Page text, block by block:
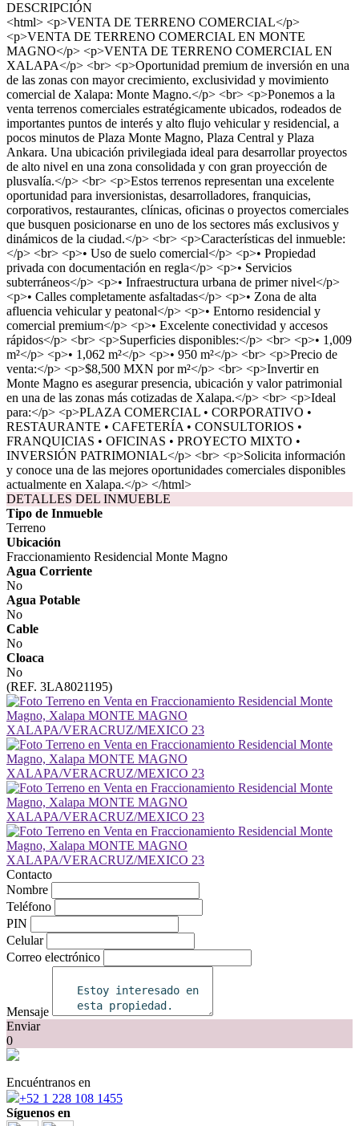
DESCRIPCIÓN
<html> <p>VENTA DE TERRENO COMERCIAL</p>
<p>VENTA DE TERRENO COMERCIAL EN MONTE
MAGNO</p> <p>VENTA DE TERRENO COMERCIAL EN
XALAPA</p> <br> <p>Oportunidad premium de inversión en una
de las zonas con mayor crecimiento, exclusividad y movimiento
comercial de Xalapa: Monte Magno.</p> <br> <p>Ponemos a la
venta terrenos comerciales estratégicamente ubicados, rodeados de
importantes puntos de interés y alto flujo vehicular y residencial, a
pocos minutos de Plaza Monte Magno, Plaza Central y Plaza
Ankara. Una ubicación privilegiada ideal para desarrollar proyectos
de alto nivel en una zona consolidada y con gran proyección de
plusvalía.</p> <br> <p>Estos terrenos representan una excelente
oportunidad para inversionistas, desarrolladores, franquicias,
corporativos, restaurantes, clínicas, oficinas o proyectos comerciales
que busquen posicionarse en uno de los sectores más exclusivos y
dinámicos de la ciudad.</p> <br> <p>Características del inmueble:
</p> <br> <p>• Uso de suelo comercial</p> <p>• Propiedad
privada con documentación en regla</p> <p>• Servicios
subterráneos</p> <p>• Infraestructura urbana de primer nivel</p>
<p>• Calles completamente asfaltadas</p> <p>• Zona de alta
afluencia vehicular y peatonal</p> <p>• Entorno residencial y
comercial premium</p> <p>• Excelente conectividad y accesos
rápidos</p> <br> <p>Superficies disponibles:</p> <br> <p>• 1,009
m²</p> <p>• 1,062 m²</p> <p>• 950 m²</p> <br> <p>Precio de
venta:</p> <p>$8,500 MXN por m²</p> <br> <p>Invertir en
Monte Magno es asegurar presencia, ubicación y valor patrimonial
en una de las zonas más cotizadas de Xalapa.</p> <br> <p>Ideal
para:</p> <p>PLAZA COMERCIAL • CORPORATIVO •
RESTAURANTE • CAFETERÍA • CONSULTORIOS •
FRANQUICIAS • OFICINAS • PROYECTO MIXTO •
INVERSIÓN PATRIMONIAL</p> <br> <p>Solicita información
y conoce una de las mejores oportunidades comerciales disponibles
actualmente en Xalapa.</p> </html>
DETALLES DEL INMUEBLE
Tipo de Inmueble
Terreno
Ubicación
Fraccionamiento Residencial Monte Magno
Agua Corriente
No
Agua Potable
No
Cable
No
Cloaca
No
(REF. 3LA8021195)
Contacto
Nombre
Teléfono
PIN
Celular
Correo electrónico
Mensaje
Enviar
0
Encuéntranos en
+52 1 228 108 1455
Síguenos en